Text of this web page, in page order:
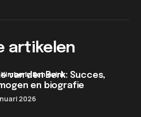
artikelen
van den Berk: Succes,
en biografie
Kimberly Schievink
2026